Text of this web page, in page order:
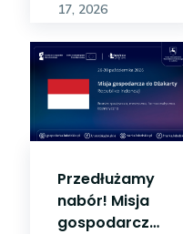
przedsiębiorców
lubelskiego do
udziału w misji
gospodarczej do
Dżakarty
Indonezji), która
planowana jest
17, 2026
Przedłużamy
nabór! Misja
gospodarcza